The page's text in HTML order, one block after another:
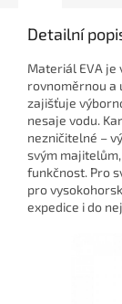
Detailní
Materiál EVA je
rovnoměrnou a
zajišťuje
nesaje vodu.
nezničitelné –
svým
funkčnost. Pro
pro
expedice i do